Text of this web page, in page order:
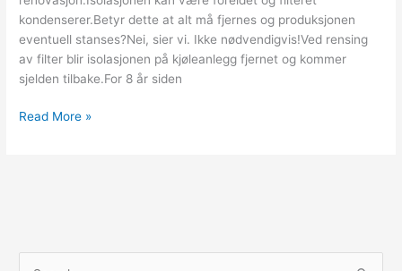
kondenserer.Betyr dette at alt må fjernes og produksjonen
eventuell stanses?Nei, sier vi. Ikke nødvendigvis!Ved rensing
av filter blir isolasjonen på kjøleanlegg fjernet og kommer
sjelden tilbake.For 8 år siden
Read More »